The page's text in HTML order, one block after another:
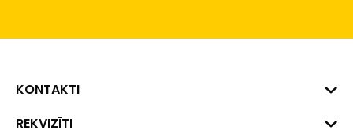
KONTAKTI
Biznesa centrs "VERDE" Roberta
REKVIZĪTI